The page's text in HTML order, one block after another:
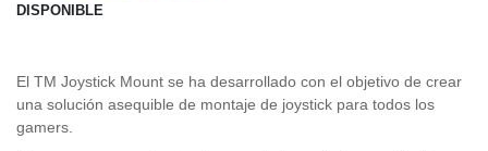
DISPONIBLE
El TM Joystick Mount se ha desarrollado con el objetivo de crear
una solución asequible de montaje de joystick para todos los
gamers.